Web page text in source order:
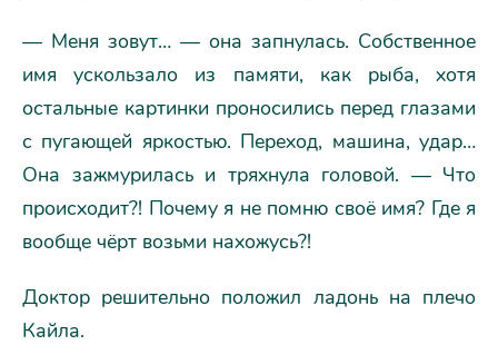
— Меня зовут… — она запнулась. Собственное
имя ускользало из памяти, как рыба, хотя
остальные картинки проносились перед глазами
с пугающей яркостью. Переход, машина, удар…
Она зажмурилась и тряхнула головой. — Что
происходит?! Почему я не помню своё имя? Где я
вообще чёрт возьми нахожусь?!
Доктор решительно положил ладонь на плечо
Кайла.